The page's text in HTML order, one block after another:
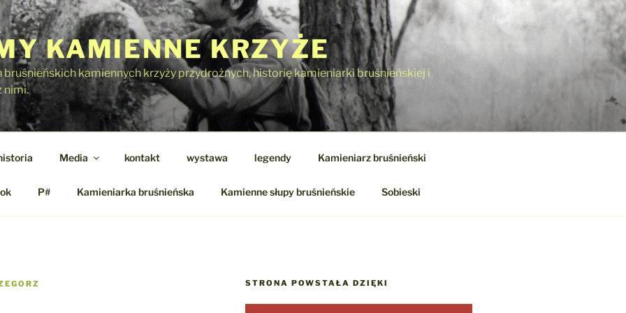
KAMIENNE KRZYŻE
kamiennych krzyży przydrożnych, historię kamieniarki bruśnieńskiej i
nimi.
Media kontakt wystawa legendy Kamieniarz bruśnieński
P# Kamieniarka bruśnieńska Kamienne słupy bruśnieńskie Sobieski
STRONA POWSTAŁA DZIĘKI